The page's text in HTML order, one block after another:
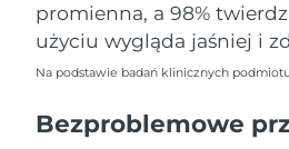
promienna, a 98%
użyciu wygląda jaśniej i
Na podstawie badań klinicznych
Bezproblemowe
Stany Zjednoczone
Uzbekistan